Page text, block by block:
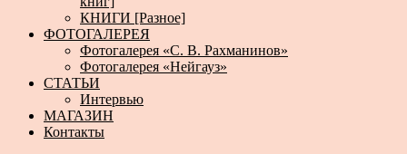
КНИГИ [Разное]
ФОТОГАЛЕРЕЯ
Фотогалерея «С. В. Рахманинов»
Фотогалерея «Нейгауз»
СТАТЬИ
Интервью
МАГАЗИН
Контакты